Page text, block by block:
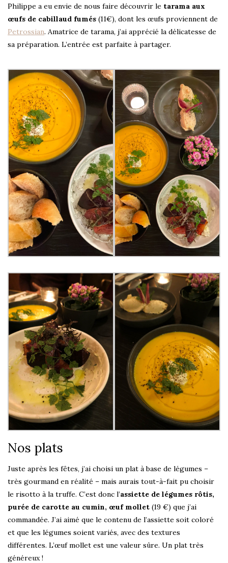
Philippe a eu envie de nous faire découvrir le tarama aux
œufs de cabillaud fumés (11€), dont les œufs proviennent de
Petrossian. Amatrice de tarama, j’ai apprécié la délicatesse de
sa préparation. L’entrée est parfaite à partager.
Nos plats
Juste après les fêtes, j’ai choisi un plat à base de légumes –
très gourmand en réalité – mais aurais tout-à-fait pu choisir
le risotto à la truffe. C’est donc l’assiette de légumes rôtis,
purée de carotte au cumin, œuf mollet (19 €) que j’ai
commandée. J’ai aimé que le contenu de l’assiette soit coloré
et que les légumes soient variés, avec des textures
différentes. L’œuf mollet est une valeur sûre. Un plat très
généreux !